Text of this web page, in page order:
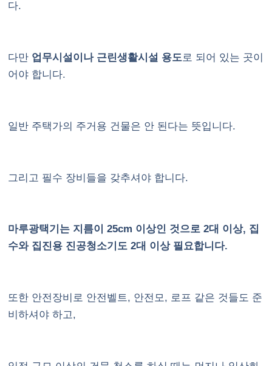
다.
다만 업무시설이나 근린생활시설 용도로 되어 있는 곳이
어야 합니다.
일반 주택가의 주거용 건물은 안 된다는 뜻입니다.
그리고 필수 장비들을 갖추셔야 합니다.
마루광택기는 지름이 25cm 이상인 것으로 2대 이상, 집
수와 집진용 진공청소기도 2대 이상 필요합니다.
또한 안전장비로 안전벨트, 안전모, 로프 같은 것들도 준
비하셔야 하고,